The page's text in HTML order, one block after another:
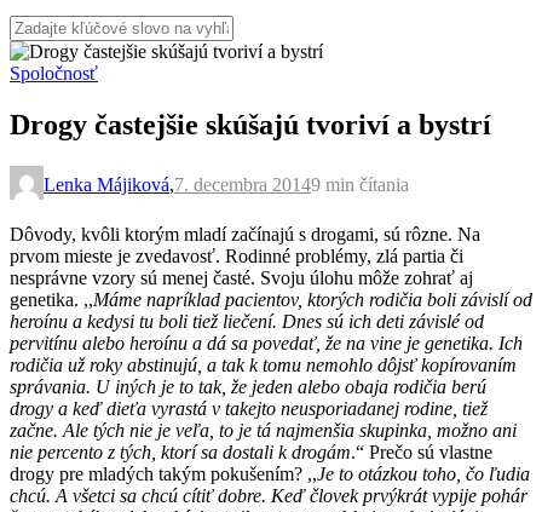
Spoločnosť
Drogy častejšie skúšajú tvoriví a bystrí
Lenka Májiková,7. decembra 20149 min čítania
Dôvody, kvôli ktorým mladí začínajú s drogami, sú rôzne. Na
prvom mieste je zvedavosť. Rodinné problémy, zlá partia či
nesprávne vzory sú menej časté. Svoju úlohu môže zohrať aj
genetika. ,,Máme napríklad pacientov, ktorých rodičia boli závislí od
heroínu a kedysi tu boli tiež liečení. Dnes sú ich deti závislé od
pervitínu alebo heroínu a dá sa povedať, že na vine je genetika. Ich
rodičia už roky abstinujú, a tak k tomu nemohlo dôjsť kopírovaním
správania. U iných je to tak, že jeden alebo obaja rodičia berú
drogy a keď dieťa vyrastá v takejto neusporiadanej rodine, tiež
začne. Ale tých nie je veľa, to je tá najmenšia skupinka, možno ani
nie percento z tých, ktorí sa dostali k drogám.“ Prečo sú vlastne
drogy pre mladých takým pokušením? ,,Je to otázkou toho, čo ľudia
chcú. A všetci sa chcú cítiť dobre. Keď človek prvýkrát vypije pohár